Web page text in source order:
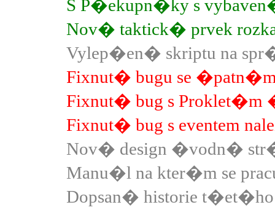
S P�ekupn�ky s
Nov� taktick� prvek
Vylep�en� skriptu na
Fixnut� bugu se �patn�m
Fixnut� bug s
Fixnut� bug s eventem
Nov� design �vodn�
Manu�l na kter�m se
Dopsan� historie